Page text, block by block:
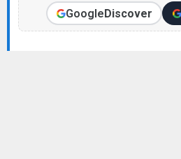
GoogleDiscover